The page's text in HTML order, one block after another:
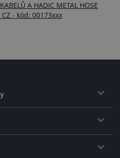
A HADIC METAL HOSE
- kód: 00173xxx